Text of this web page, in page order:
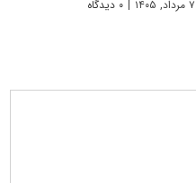
۷ مرداد, ۱۴۰۵ | ۰ دیدگاه